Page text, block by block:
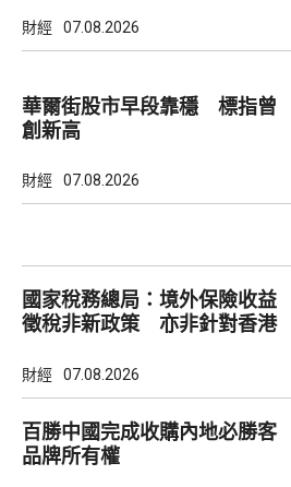
財經 07.08.2026
華爾街股市早段靠穩 標指曾
創新高
財經 07.08.2026
國家稅務總局：境外保險收益
徵稅非新政策 亦非針對香港
財經 07.08.2026
百勝中國完成收購內地必勝客
品牌所有權